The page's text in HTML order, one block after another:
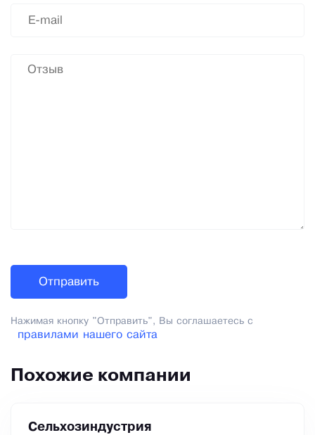
Нажимая кнопку "Отправить", Вы соглашаетесь с
правилами нашего сайта
Похожие компании
Сельхозиндустрия